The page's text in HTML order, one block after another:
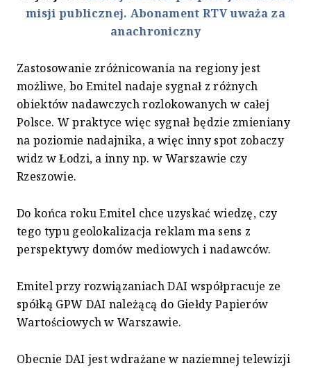
misji publicznej. Abonament RTV uważa za
anachroniczny
Zastosowanie zróżnicowania na regiony jest
możliwe, bo Emitel nadaje sygnał z różnych
obiektów nadawczych rozlokowanych w całej
Polsce. W praktyce więc sygnał będzie zmieniany
na poziomie nadajnika, a więc inny spot zobaczy
widz w Łodzi, a inny np. w Warszawie czy
Rzeszowie.
Do końca roku Emitel chce uzyskać wiedzę, czy
tego typu geolokalizacja reklam ma sens z
perspektywy domów mediowych i nadawców.
Emitel przy rozwiązaniach DAI współpracuje ze
spółką GPW DAI należącą do Giełdy Papierów
Wartościowych w Warszawie.
Obecnie DAI jest wdrażane w naziemnej telewizji